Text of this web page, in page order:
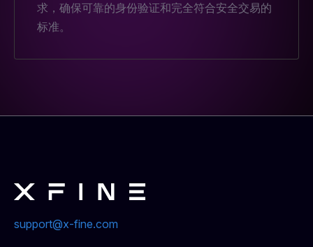
求，确保可靠的身份验证和完全符合安全交易的
标准。
support@x-fine.com